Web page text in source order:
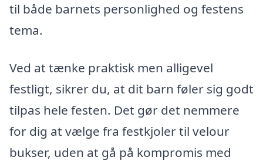
til både barnets personlighed og festens
tema.
Ved at tænke praktisk men alligevel
festligt, sikrer du, at dit barn føler sig godt
tilpas hele festen. Det gør det nemmere
for dig at vælge fra festkjoler til velour
bukser, uden at gå på kompromis med